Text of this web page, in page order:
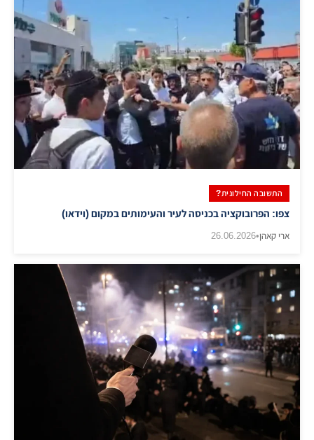
התשובה החילונית?
צפו: הפרובוקציה בכניסה לעיר והעימותים במקום (וידאו)
ארי קאהן•
26.06.2026